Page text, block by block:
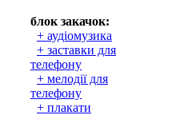
блок закачок:
+ аудіомузика
+ заставки для
телефону
+ мелодії для
телефону
+ плакати